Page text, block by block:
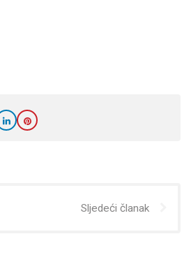
Sljedeći članak